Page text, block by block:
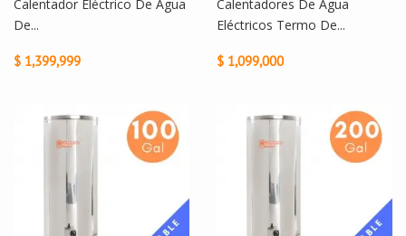
Calentador Eléctrico De Agua
De...
$ 1,399,999
Calentadores De Agua
Eléctricos Termo De...
$ 1,099,000